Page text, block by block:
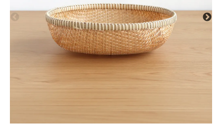
配送料について
ラッピングについて
メールマガジン